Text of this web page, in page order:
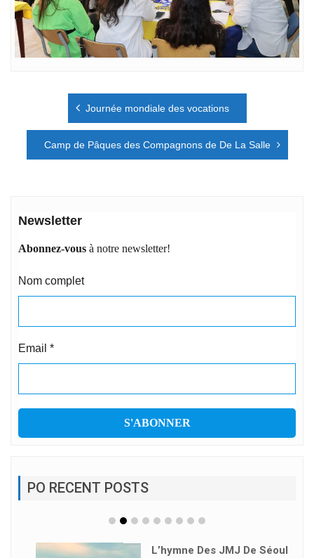
Navigation
l’article
Journée mondiale des vocations
Camp de Pâques des Compagnons de De La Salle
Newsletter
Abonnez-vous à notre newsletter!
Nom complet
Email *
PO RECENT POSTS
L’hymne Des JMJ De Séoul